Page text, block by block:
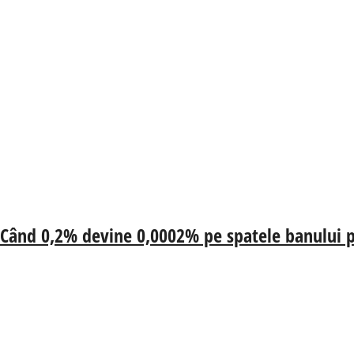
0,2% devine 0,0002% pe spatele banului